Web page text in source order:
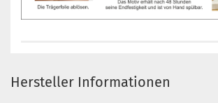
Hersteller Informationen